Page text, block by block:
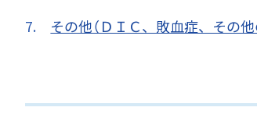
その他（ＤＩＣ、敗血症、その